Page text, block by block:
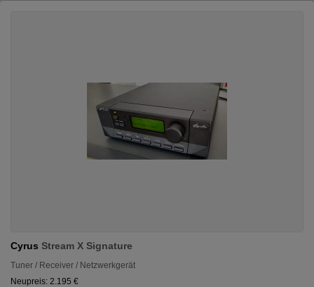
Cyrus Stream X Signature
Tuner / Receiver / Netzwerkgerät
Neupreis: 2.195 €